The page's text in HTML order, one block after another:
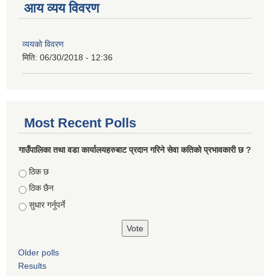
आय व्यय विवरण
व्ययको विवरण
मिति: 06/30/2018 - 12:36
Most Recent Polls
गाउँपालिका तथा वडा कार्यालयहरुबाट प्रदान गरिने सेवा कतिको प्रभावकारी छ ?
Choices
ठिक छ
ठिक छैन
सुधार गर्नुपर्ने
Older polls
Results